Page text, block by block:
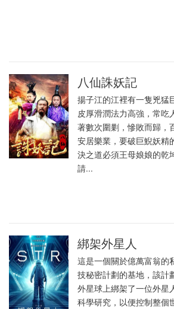
八仙誅妖記
揚子江的江裡有一隻兇猛
皮厚滑潤法力高強，常吃
著數次圍剿，慘敗而歸，
安居樂業，要破巨鯢妖精
決之道必須王母娘娘的乾
請...
綁架外星人
這是一個關於億萬富翁的
技秘密計劃的基地，該計
外星球上綁架了一位外星
科學研究，以便控制整個